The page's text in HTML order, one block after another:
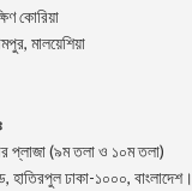
কোরিয়া
মালয়েশিয়া
প্লাজা (৯ম তলা ও ১০ম তলা)
ঢাকা-১০০০, বাংলাদেশ।